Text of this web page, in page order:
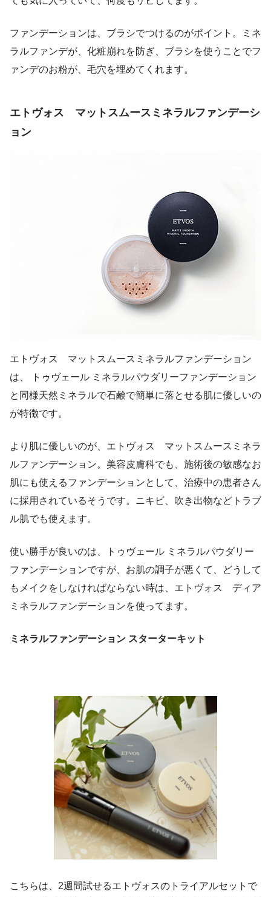
ファンデーションは、ブラシでつけるのがポイント。ミネ
ラルファンデが、化粧崩れを防ぎ、ブラシを使うことでフ
ァンデのお粉が、毛穴を埋めてくれます。
エトヴォス マットスムースミネラルファンデーシ
ョン
エトヴォス マットスムースミネラルファンデーション
は、 トゥヴェール ミネラルパウダリーファンデーション
と同様天然ミネラルで石鹸で簡単に落とせる肌に優しいの
が特徴です。
より肌に優しいのが、エトヴォス マットスムースミネラ
ルファンデーション。美容皮膚科でも、施術後の敏感なお
肌にも使えるファンデーションとして、治療中の患者さん
に採用されているそうです。ニキビ、吹き出物などトラブ
ル肌でも使えます。
使い勝手が良いのは、トゥヴェール ミネラルパウダリー
ファンデーションですが、お肌の調子が悪くて、どうして
もメイクをしなければならない時は、エトヴォス ディア
ミネラルファンデーションを使ってます。
ミネラルファンデーション スターターキット
こちらは、2週間試せるエトヴォスのトライアルセットで